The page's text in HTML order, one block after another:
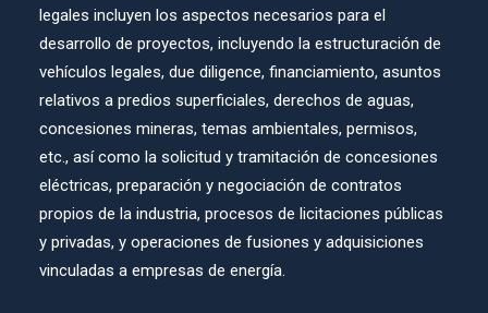
legales incluyen los aspectos necesarios para el
desarrollo de proyectos, incluyendo la estructuración de
vehículos legales, due diligence, financiamiento, asuntos
relativos a predios superficiales, derechos de aguas,
concesiones mineras, temas ambientales, permisos,
etc., así como la solicitud y tramitación de concesiones
eléctricas, preparación y negociación de contratos
propios de la industria, procesos de licitaciones públicas
y privadas, y operaciones de fusiones y adquisiciones
vinculadas a empresas de energía.